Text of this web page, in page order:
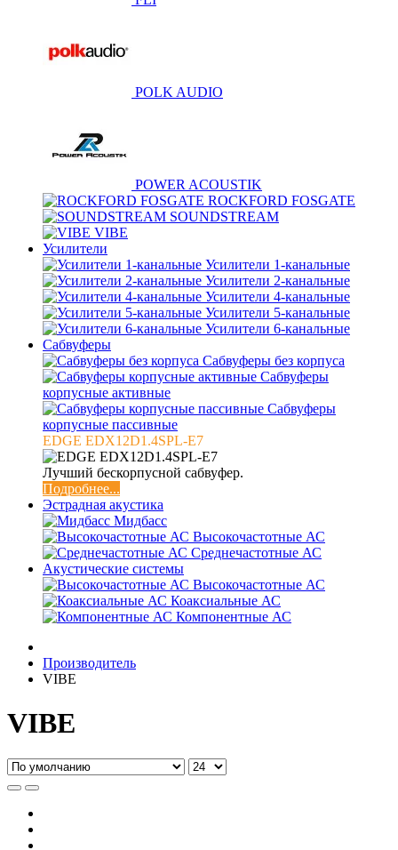
POLK AUDIO
POWER ACOUSTIK
ROCKFORD FOSGATE
SOUNDSTREAM
VIBE
Усилители
Усилители 1-канальные
Усилители 2-канальные
Усилители 4-канальные
Усилители 5-канальные
Усилители 6-канальные
Сабвуферы
Сабвуферы без корпуса
Сабвуферы
корпусные активные
Сабвуферы
корпусные пассивные
EDGE EDX12D1.4SPL-E7
Лучший бескорпусной сабвуфер.
Подробнее...
Эстрадная акустика
Мидбасс
Высокочастотные АС
Среднечастотные АС
Акустические системы
Высокочастотные АС
Коаксиальные АС
Компонентные АС
Производитель
VIBE
VIBE